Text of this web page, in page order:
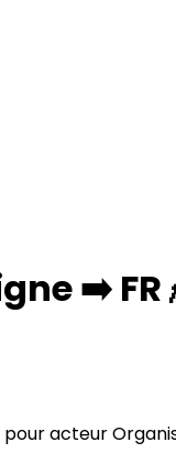
➡️ FR
acteur